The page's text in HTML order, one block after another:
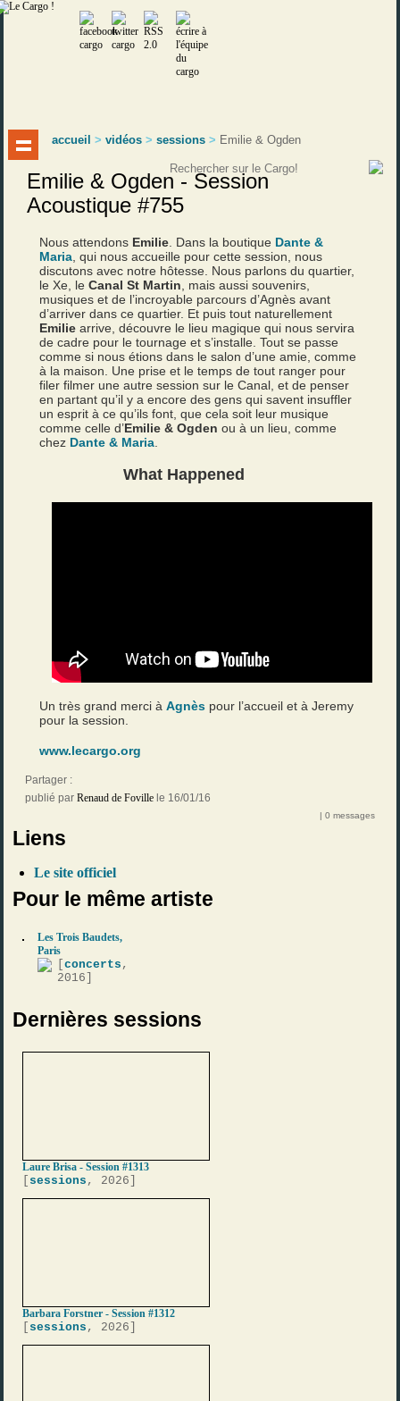
accueil >vidéos >sessions > Emilie & Ogden
Emilie & Ogden - Session
Acoustique #755
Nous attendons Emilie . Dans la boutique Dante &
Maria , qui nous accueille pour cette session, nous
discutons avec notre hôtesse. Nous parlons du quartier,
le Xe, leCanal St Martin , mais aussi souvenirs,
musiques et de l’incroyable parcours d’Agnès avant
d’arriver dans ce quartier. Et puis tout naturellement
Emiliearrive, découvre le lieu magique qui nous servira
de cadre pour le tournage et s’installe. Tout se passe
comme si nous étions dans le salon d’une amie, comme
à la maison. Une prise et le temps de tout ranger pour
filer filmer une autre session sur le Canal, et de penser
en partant qu’il y a encore des gens qui savent insuffler
un esprit à ce qu’ils font, que cela soit leur musique
comme celle d’Emilie & Ogden ou à un lieu, comme
chez Dante & Maria
What Happened
Un très grand merci àAgnès pour l’accueil et à Jeremy
pour la session.
www.lecargo.org
Partager :
publié par Renaud de Foville le 16/01/16
| 0 messages
Liens
Le site officiel
Pour le même artiste
Les Trois Baudets,
Paris
[concerts ,
2016]
Dernières sessions
Laure Brisa - Session #1313
sessions , 2026]
Barbara Forstner - Session #1312
sessions , 2026]